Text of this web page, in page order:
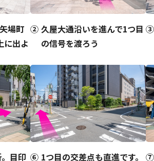
場町
に出よ
久屋大通沿いを進んで1つ目
の信号を渡ろう
目印
1つ目の交差点も直進です。